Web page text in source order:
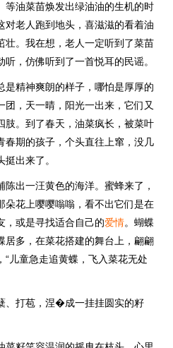
等油菜苗焕发出绿油油的生机的时
对老人跑到地头，喜滋滋的看着油
壮。我在想，老人一定听到了菜苗
，仿佛听到了一首悦耳的民谣。
是精神爽朗的样子，哪怕是厚厚的
团，天一晴，阳光一出来，它们又
肢。到了春天，油菜疯长，被菜叶
春期的孩子，个头直往上窜，没几
出来了。
出一汪黄色的海洋。蜜蜂来了，
朵花上嘤嘤嗡嗡，看不出它们是在
，或是寻找适合自己的爱情。蝴蝶
居多，在菜花搭建的舞台上，翩翩
儿童急走追黄蝶，飞入菜花无处
、打苞，涅�成一挂挂圆实的籽